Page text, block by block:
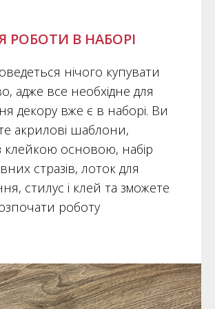
РОБОТИ В НАБОРІ
нічого купувати
адже все необхідне для
декору вже є в наборі. Ви
акрилові шаблони,
клейкою основою, набір
стразів, лоток для
стилус і клей та зможете
роботу